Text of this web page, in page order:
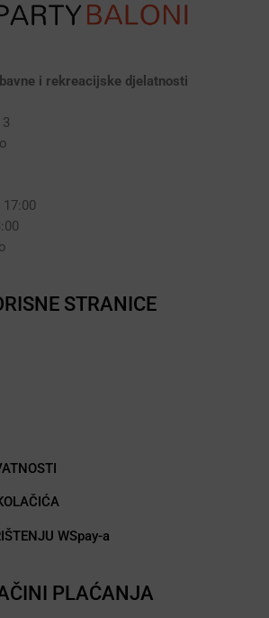
i rekreacijske djelatnosti
STRANICE
WSpay-a
PLAĆANJA